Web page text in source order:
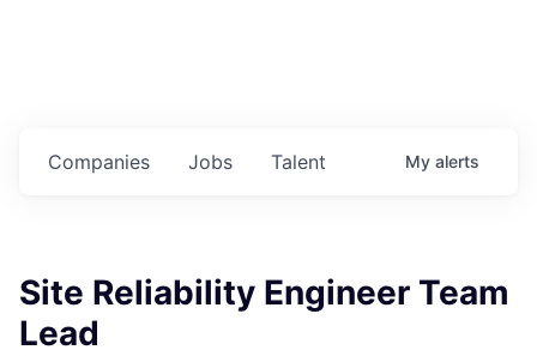
Jobs
Companies Talent My alerts
Site Reliability Engineer Team
Lead